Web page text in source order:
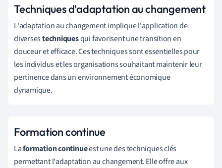
Techniques d'adaptation au changement
L'adaptation au changement implique l'application de
diversestechniquesqui favorisent une transition en
douceur et efficace. Ces techniques sont essentielles pour
les individus et les organisations souhaitant maintenir leur
pertinence dans un environnement économique
dynamique.
Formation continue
Laformation continueest une des techniques clés
permettant l'adaptation au changement. Elle offre aux